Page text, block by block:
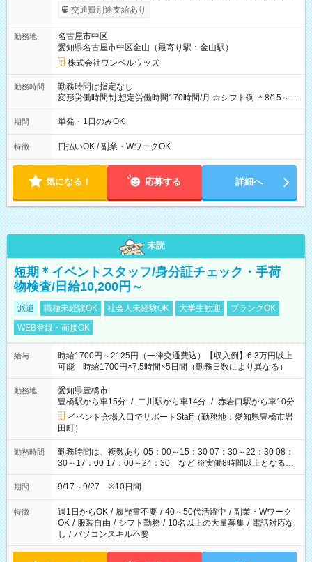
支給！ ※往復500円以内の方は自己負担となります ★日払い
OK！（規定あり） ┗働いたその日に現金GET♪ お仕事後はコン
期間なし
交通費別途支給あり
勤務地
名古屋市中区
愛知県名古屋市中区金山（最寄り駅：金山駅）
株式会社ワンベルウッズ
勤務時間
勤務時間は指定なし
変形労働時間制 想定労働時間170時間/月 ☆シフト例 ＊8/15～
10/26 全日共通 08：00～12：00 17：00～21：00 ＊8/31
～9/19のみ下記シフトもあります！ 12：00～16：00 ＊9/6～
00
期間 単発・1日のみOK
特徴 日払いOK / 副業・WワークOK
気になる！ 応募する 詳細へ
未読
短期＊イベントスタッフ/身分証チェック・手荷
物検査/日給10,200円～
派遣 職種未経験OK 社会人未経験OK 大学生歓迎
ブランクOK
WEB登録・面接OK
給与
時給1700円～2125円（一律交通費込）【収入例】6.3万円以上
可能 時給1700円×7.5時間×5日間（勤務日数により異なる）
勤務地
愛知県豊橋市
豊橋駅から車15分 / 二川駅から車14分 / 赤岩口駅から車10分
イベント会場入口でサポートStaff（勤務地：愛知県豊橋市岩
田町）
勤務時間
勤務時間は、複数あり 05：00～15：30 07：30～22：30 08：
30～17：00 17：00～24：30 など ※実働8時間以上となる勤
務もあります。 【休憩】60分+他休憩あり 交替で取得します。
安全面に配慮しこまめな休憩があります。
期間 9/17～9/27 ※10日間
特徴 週1日からOK / 履歴書不要 / 40～50代活躍中 / 副業・Wワーク
OK / 服装自由 / シフト勤務 / 10名以上の大量募集 / 電話対応な
し / パソコンスキル不要